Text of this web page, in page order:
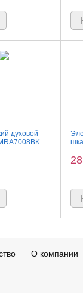
духовой
О компании